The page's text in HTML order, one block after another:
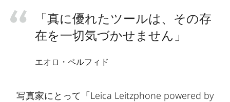
「真に優れたツールは、その存
在を一切気づかせません」
エオロ・ペルフィド
写真家にとって「Leica Leitzphone powered by